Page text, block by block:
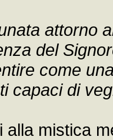
attorno
del
come
capaci di
mistica